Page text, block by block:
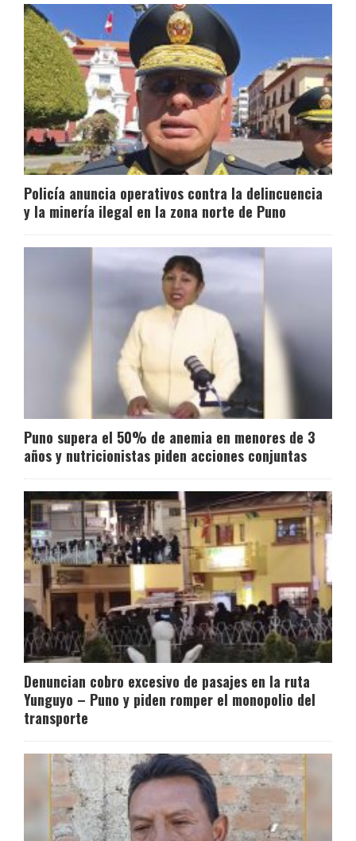
Policía anuncia operativos contra la delincuencia
y la minería ilegal en la zona norte de Puno
Puno supera el 50% de anemia en menores de 3
años y nutricionistas piden acciones conjuntas
Denuncian cobro excesivo de pasajes en la ruta
Yunguyo – Puno y piden romper el monopolio del
transporte